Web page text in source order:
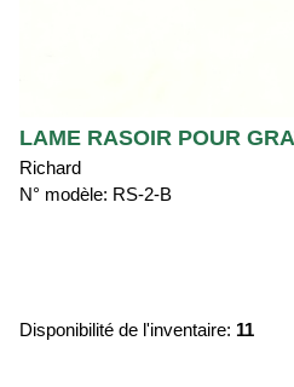
LAME RASOIR POUR
Richard
N° modèle: RS-2-B
Disponibilité de l'inventaire: 11